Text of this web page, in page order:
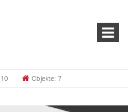
Objekte: 7